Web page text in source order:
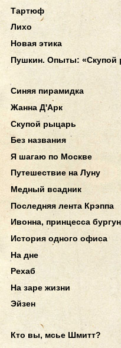
Тартюф
Лихо
Новая этика
Пушкин. Опыты: «Скупой
Синяя пирамидка
Жанна Д'Арк
Скупой рыцарь
Без названия
Я шагаю по Москве
Путешествие на Луну
Медный всадник
Последняя лента Крэппа
Ивонна, принцесса
История одного офиса
На дне
Рехаб
На заре жизни
Эйзен
Кто вы, мсье Шмитт?